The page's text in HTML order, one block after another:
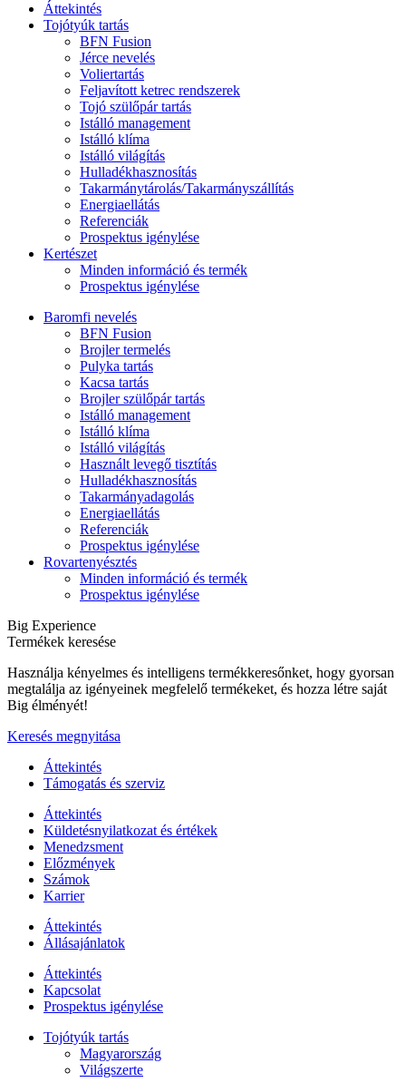
Áttekintés
Tojótyúk tartás
BFN Fusion
Jérce nevelés
Voliertartás
Feljavított ketrec rendszerek
Tojó szülőpár tartás
Istálló management
Istálló klíma
Istálló világítás
Hulladékhasznosítás
Takarmánytárolás/Takarmányszállítás
Energiaellátás
Referenciák
Prospektus igénylése
Kertészet
Minden információ és termék
Prospektus igénylése
Baromfi nevelés
BFN Fusion
Brojler termelés
Pulyka tartás
Kacsa tartás
Brojler szülőpár tartás
Istálló management
Istálló klíma
Istálló világítás
Használt levegő tisztítás
Hulladékhasznosítás
Takarmányadagolás
Energiaellátás
Referenciák
Prospektus igénylése
Rovartenyésztés
Minden információ és termék
Prospektus igénylése
Big Experience
Termékek keresése
Használja kényelmes és intelligens termékkeresőnket, hogy gyorsan
megtalálja az igényeinek megfelelő termékeket, és hozza létre saját
Big élményét!
Keresés megnyitása
Áttekintés
Támogatás és szerviz
Áttekintés
Küldetésnyilatkozat és értékek
Menedzsment
Előzmények
Számok
Karrier
Áttekintés
Állásajánlatok
Áttekintés
Kapcsolat
Prospektus igénylése
Tojótyúk tartás
Magyarország
Világszerte